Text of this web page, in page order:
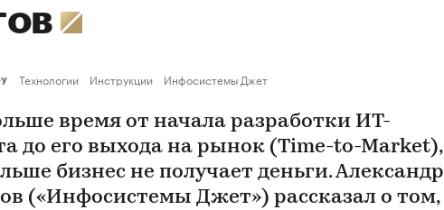
Технологии Инструкции Инфосистемы Джет
время от начала разработки ИТ-
до его выхода на рынок (Time-to-Market),
бизнес не получает деньги. Александр
(«Инфосистемы Джет») рассказал о том,